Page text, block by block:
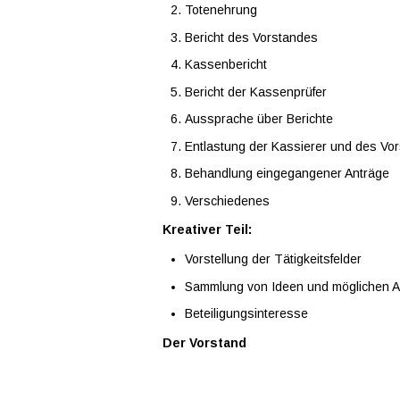
Totenehrung
Bericht des Vorstandes
Kassenbericht
Bericht der Kassenprüfer
Aussprache über Berichte
Entlastung der Kassierer und des
Behandlung eingegangener Anträge
Verschiedenes
Kreativer Teil:
Vorstellung der Tätigkeitsfelder
Sammlung von Ideen und möglichen
Beteiligungsinteresse
Der Vorstand